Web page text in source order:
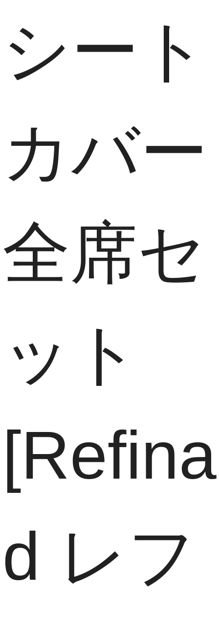
シート
カバー
全席セ
ット
[Refina
d レフ